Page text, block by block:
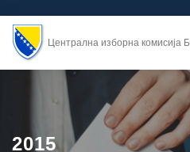
Централна изборна комисија
2015